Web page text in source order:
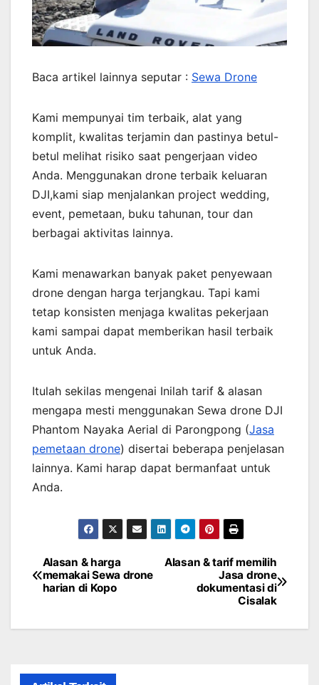
Baca artikel lainnya seputar : Sewa Drone
Kami mempunyai tim terbaik, alat yang
komplit, kwalitas terjamin dan pastinya betul-
betul melihat risiko saat pengerjaan video
Anda. Menggunakan drone terbaik keluaran
DJI,kami siap menjalankan project wedding,
event, pemetaan, buku tahunan, tour dan
berbagai aktivitas lainnya.
Kami menawarkan banyak paket penyewaan
drone dengan harga terjangkau. Tapi kami
tetap konsisten menjaga kwalitas pekerjaan
kami sampai dapat memberikan hasil terbaik
untuk Anda.
Itulah sekilas mengenai Inilah tarif & alasan
mengapa mesti menggunakan Sewa drone DJI
Phantom Nayaka Aerial di Parongpong (Jasa
pemetaan drone) disertai beberapa penjelasan
lainnya. Kami harap dapat bermanfaat untuk
Anda.
Post
navigation
Alasan & tarif memilih
Jasa drone
dokumentasi di
Cisalak
Alasan & harga
memakai Sewa drone
harian di Kopo